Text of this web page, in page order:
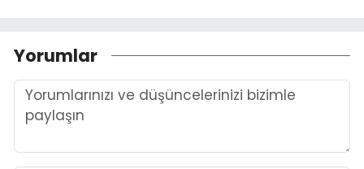
Yorumlar